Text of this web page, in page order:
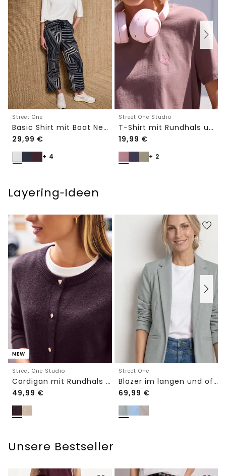
Street One
Basic Shirt mit Boat Neck und Elastikbund
29,99 €
+ 4
Street One Studio
T-Shirt mit Rundhals und Embroidery-Detail
19,99 €
+ 2
Layering‑Ideen
NEW
Street One Studio
Cardigan mit Rundhals und Knöpfen
49,99 €
Street One
Blazer im langen und offenen Schnitt
69,99 €
Unsere Bestseller